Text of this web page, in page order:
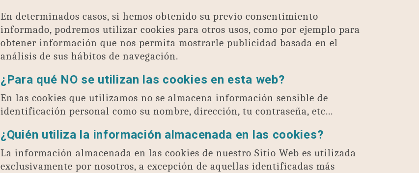
En determinados casos, si hemos obtenido su previo consentimiento
informado, podremos utilizar cookies para otros usos, como por ejemplo para
obtener información que nos permita mostrarle publicidad basada en el
análisis de sus hábitos de navegación.
¿Para qué NO se utilizan las cookies en esta web?
En las cookies que utilizamos no se almacena información sensible de
identificación personal como su nombre, dirección, tu contraseña, etc...
¿Quién utiliza la información almacenada en las cookies?
La información almacenada en las cookies de nuestro Sitio Web es utilizada
exclusivamente por nosotros, a excepción de aquellas identificadas más